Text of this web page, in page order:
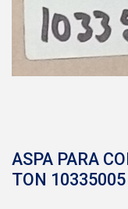
ASPA PARA
TON 10335005